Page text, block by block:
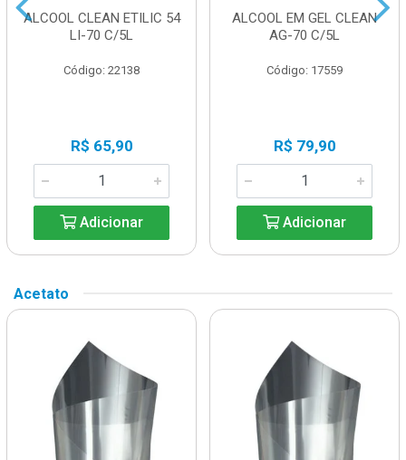
ALCOOL CLEAN ETILIC 54
LI-70 C/5L
Código: 22138
R$ 65,90
Adicionar
ALCOOL EM GEL CLEAN
AG-70 C/5L
Código: 17559
R$ 79,90
Adicionar
Acetato